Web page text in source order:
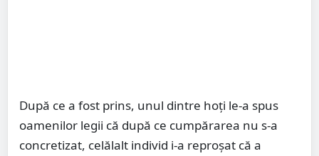
După ce a fost prins, unul dintre hoți le-a spus
oamenilor legii că după ce cumpărarea nu s-a
concretizat, celălalt individ i-a reproşat că a